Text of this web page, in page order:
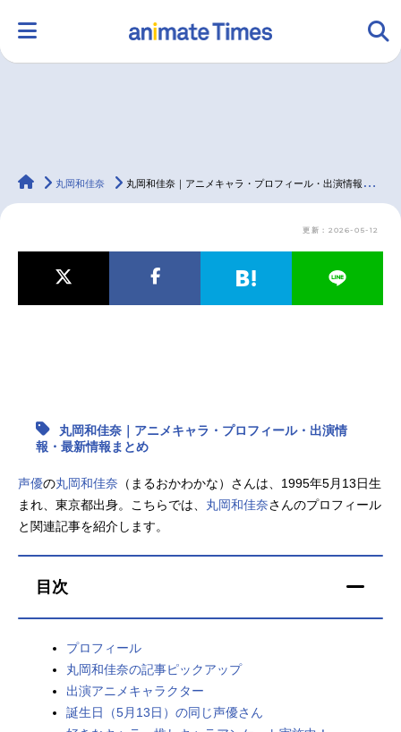
ラジオ みんなの声 グッズ 映画
マンガ・ラノベ ゲーム・アプリ 音楽 コスプレ
アニメ映画一覧 実写化映画一覧
春アニメ 夏アニメ
男性声優/女性声優一覧
animateTimes
丸岡和佳奈 丸岡和佳奈｜アニメキャラ・プロフィール・出演情報・最新情報まとめ
更新：2026-05-12
丸岡和佳奈｜アニメキャラ・プロフィール・出演情
報・最新情報まとめ
声優の丸岡和佳奈 （まるおかわかな）さんは、1995年5月13日生
まれ、東京都出身。こちらでは、 丸岡和佳奈さんのプロフィール
と関連記事を紹介します。
目次
プロフィール
丸岡和佳奈の記事ピックアップ
出演アニメキャラクター
誕生日（5月13日）の同じ声優さん